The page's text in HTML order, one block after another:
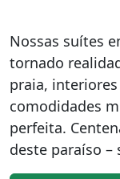
Nossas suítes
tornado
praia,
comodidades
perfeita.
deste paraíso –